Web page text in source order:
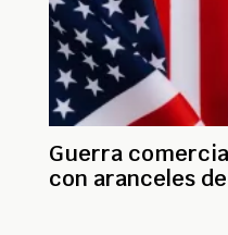
Guerra
con aranceles